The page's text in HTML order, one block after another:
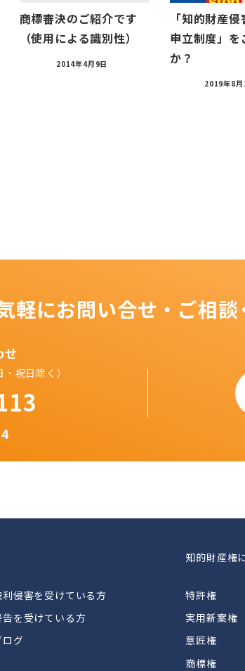
商標審決のご紹介です
（使用による識別性）
2014年4月9日
「知的財産
申立制度」を
か？
2019年8月
軽にお問い合せ・ご相談
せ
祝日除く）
利侵害を受けている方
告を受けている方
ログ
知的財産権
特許権
実用新案権
意匠権
商標権